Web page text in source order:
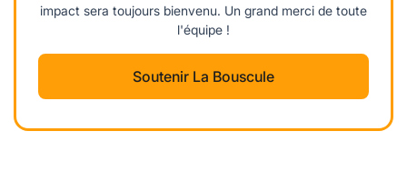
impact sera toujours bienvenu. Un grand merci de toute
l'équipe !
Soutenir La Bouscule